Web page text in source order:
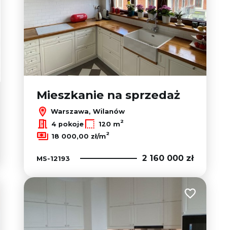
Mieszkanie na sprzedaż
Warszawa, Wilanów
4 pokoje 120 m2
18 000,00 zł/m2
MS-12193 2 160 000 zł
do ulubionych Dodaj do